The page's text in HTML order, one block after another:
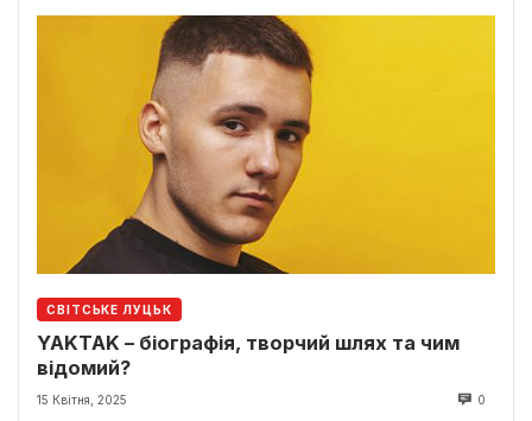
СВІТСЬКЕ ЛУЦЬК
YAKTAK – біографія, творчий шлях та чим
відомий?
15 Квітня, 2025 0